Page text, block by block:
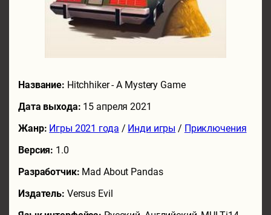
Название: Hitchhiker - A Mystery Game
Дата выхода: 15 апреля 2021
Жанр: Игры 2021 года / Инди игры / Приключения
Версия: 1.0
Разработчик: Mad About Pandas
Издатель: Versus Evil